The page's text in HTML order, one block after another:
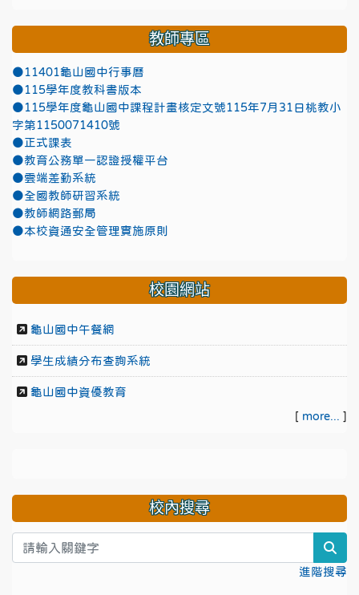
教師專區
●11401龜山國中行事曆
●115學年度教科書版本
●115學年度龜山國中課程計畫核定文號115年7月31日桃教小
字第1150071410號
●正式課表
●教育公務單一認證授權平台
●雲端差勤系統
●全國教師研習系統
●教師網路郵局
●本校資通安全管理實施原則
校園網站
龜山國中午餐網
學生成績分布查詢系統
龜山國中資優教育
[ more... ]
校內搜尋
進階搜尋